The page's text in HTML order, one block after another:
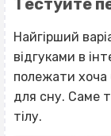
Найгірший
відгуками в
полежати хоча
для сну. Саме
тілу.